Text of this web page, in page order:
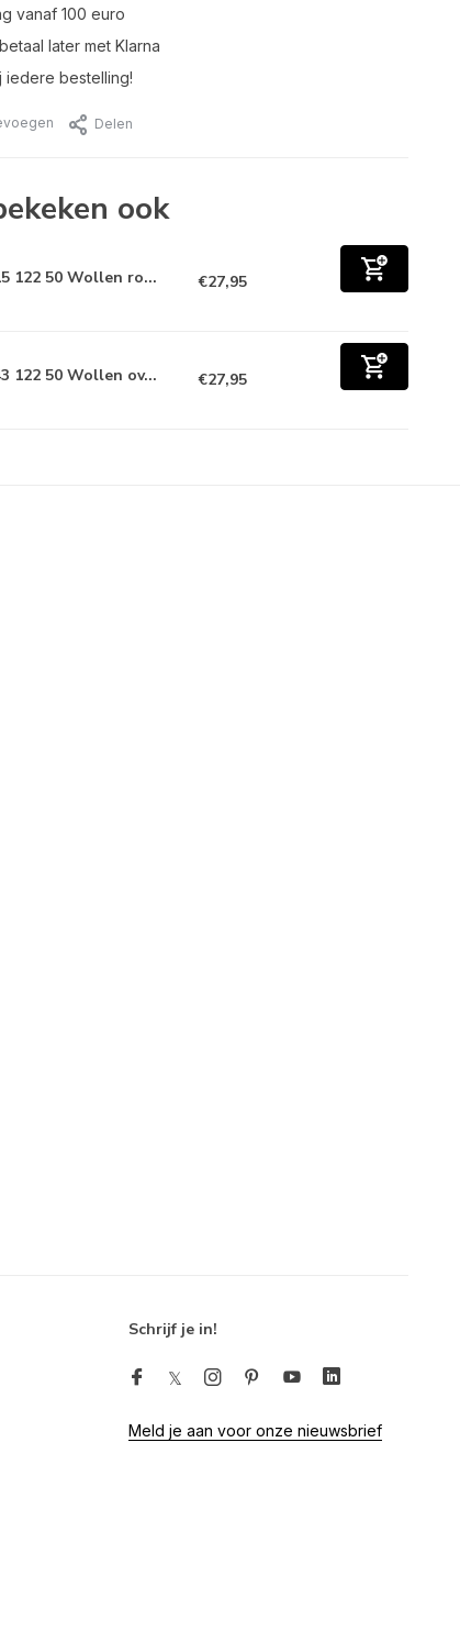
vanaf 100 euro
later met Klarna
iedere bestelling!
Delen
ook
122 50 Wollen ro... €27,95
122 50 Wollen ov... €27,95
Schrijf je in!
Meld je aan voor onze nieuwsbrief